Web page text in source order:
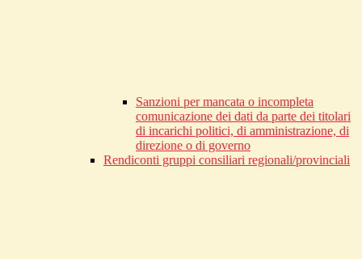
Sanzioni per mancata o incompleta
comunicazione dei dati da parte dei titolari
di incarichi politici, di amministrazione, di
direzione o di governo
Rendiconti gruppi consiliari regionali/provinciali